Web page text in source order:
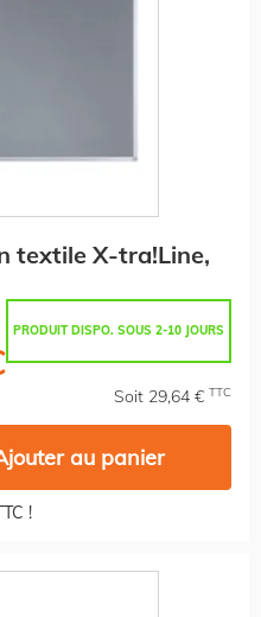
textile X-tra!Line,
PRODUIT DISPO. SOUS 2-10 JOURS
Soit 29,64 € TTC
au panier
!